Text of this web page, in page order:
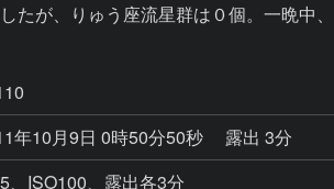
たが、りゅう座流星群は０個。一晩中
年10月9日 0時50分50秒
露出 3分
、ISO100、露出各3分